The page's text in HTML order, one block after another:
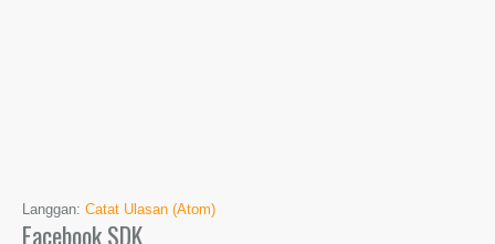
Langgan: Catat Ulasan (Atom)
Facebook SDK